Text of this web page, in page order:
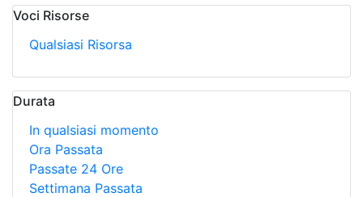
Voci Risorse
Qualsiasi Risorsa
Durata
In qualsiasi momento
Ora Passata
Passate 24 Ore
Settimana Passata